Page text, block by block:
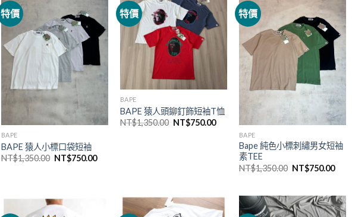
特價
BAPE
BAPE 猿人小標口袋短袖
NT$1,350.00 NT$750.00
特價
BAPE
BAPE 猿人頭鉚釘飾短袖T恤
NT$1,350.00 NT$750.00
特價
BAPE
Bape 純色小標刺繡男女短袖
素TEE
NT$1,350.00 NT$750.00